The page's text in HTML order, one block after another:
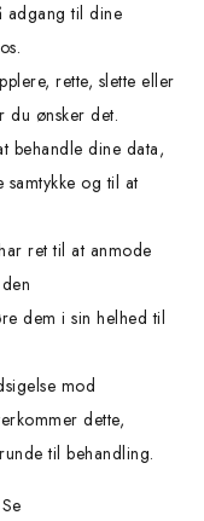
adgang til dine
rette, slette eller
du ønsker det.
behandle dine data,
og til at
ret til at anmode
dem i sin helhed til
mod
dette,
til behandling.